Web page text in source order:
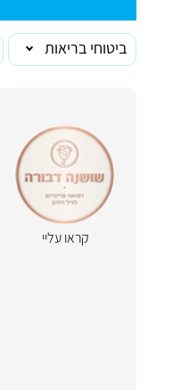
ביטוחי בריאות
קראו עליי